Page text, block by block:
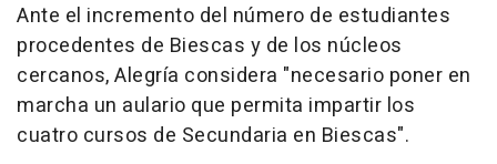
Ante el incremento del número de estudiantes
procedentes de Biescas y de los núcleos
cercanos, Alegría considera "necesario poner en
marcha un aulario que permita impartir los
cuatro cursos de Secundaria en Biescas".